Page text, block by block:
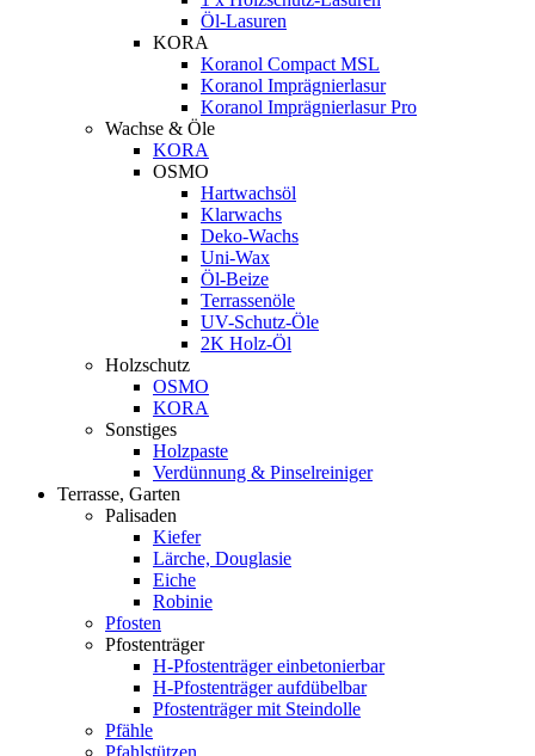
Öl-Lasuren
KORA
Koranol Compact MSL
Koranol Imprägnierlasur
Koranol Imprägnierlasur Pro
Wachse & Öle
KORA
OSMO
Hartwachsöl
Klarwachs
Deko-Wachs
Uni-Wax
Öl-Beize
Terrassenöle
UV-Schutz-Öle
2K Holz-Öl
Holzschutz
OSMO
KORA
Sonstiges
Holzpaste
Verdünnung & Pinselreiniger
Terrasse, Garten
Palisaden
Kiefer
Lärche, Douglasie
Eiche
Robinie
Pfosten
Pfostenträger
H-Pfostenträger einbetonierbar
H-Pfostenträger aufdübelbar
Pfostenträger mit Steindolle
Pfähle
Pfahlstützen